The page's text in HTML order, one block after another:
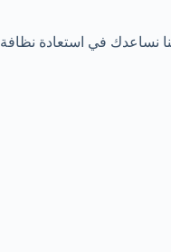
نساعدك في استعادة